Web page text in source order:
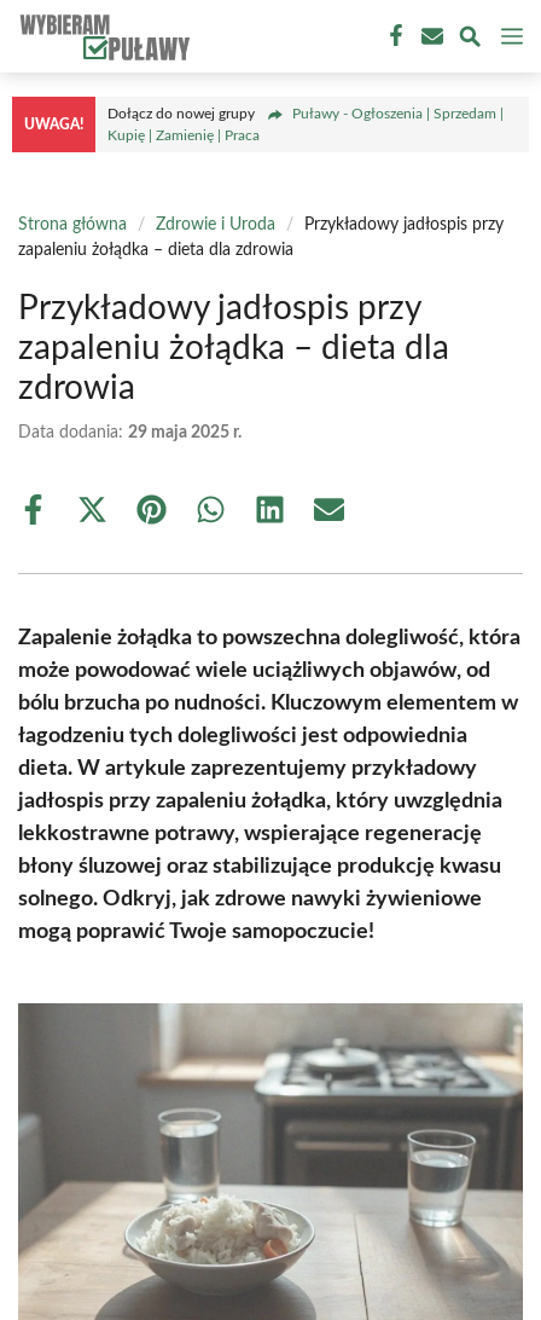
Przejdź
treści
UWAGA!
Dołącz do nowej grupy
Puławy - Ogłoszenia | Sprzedam |
Kupię | Zamienię | Praca
Strona główna / Zdrowie i Uroda /
Przykładowy jadłospis przy
zapaleniu żołądka – dieta dla zdrowia
Przykładowy jadłospis przy
zapaleniu żołądka – dieta dla
zdrowia
Data dodania: 29 maja 2025 r.
Share
Share
(Twitter)
Share Share Share Share
Zapalenie żołądka to powszechna dolegliwość, która
może powodować wiele uciążliwych objawów, od
bólu brzucha po nudności. Kluczowym elementem w
łagodzeniu tych dolegliwości jest odpowiednia
dieta. W artykule zaprezentujemy przykładowy
jadłospis przy zapaleniu żołądka, który uwzględnia
lekkostrawne potrawy, wspierające regenerację
błony śluzowej oraz stabilizujące produkcję kwasu
solnego. Odkryj, jak zdrowe nawyki żywieniowe
mogą poprawić Twoje samopoczucie!